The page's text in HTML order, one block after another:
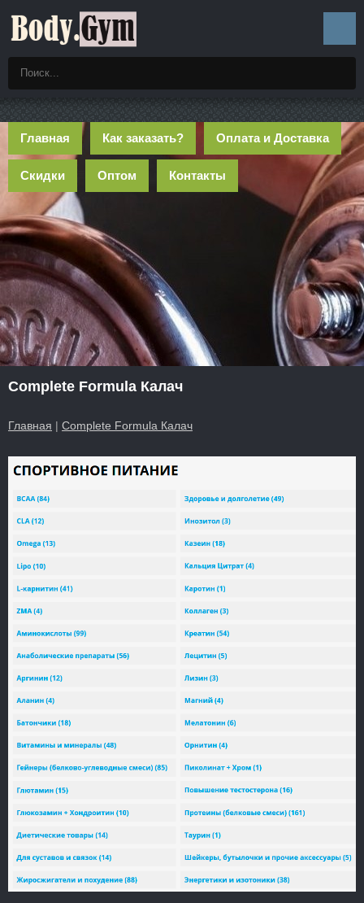
Главная Как заказать? Оплата и Доставка
Скидки Оптом Контакты
Complete Formula Калач
Главная | Complete Formula Калач